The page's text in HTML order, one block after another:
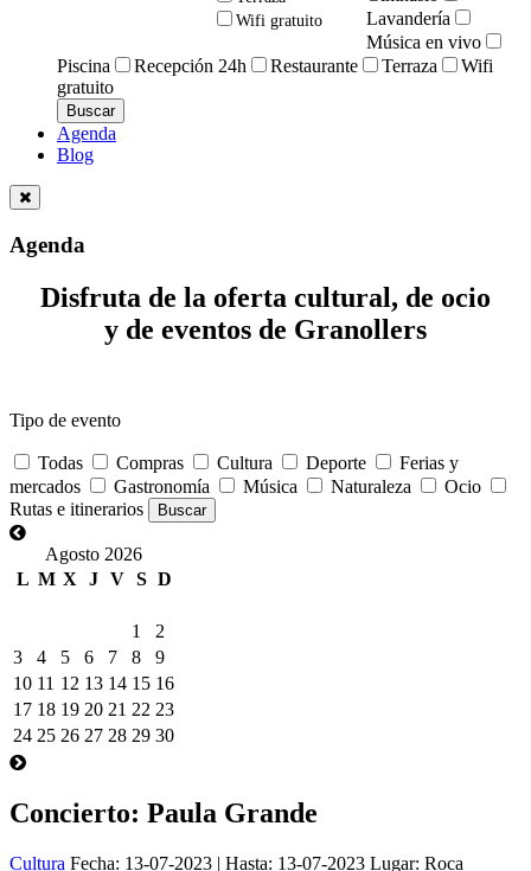
Wifi gratuito
Lavandería
Música en vivo
Piscina
Recepción 24h Restaurante Terraza
Wifi
gratuito
Agenda
Blog
Agenda
Disfruta de la oferta cultural, de ocio
y de eventos de Granollers
Tipo de evento
Todas Compras Cultura Deporte
Ferias y
mercados
Gastronomía Música Naturaleza
Ocio
Rutas e itinerarios
Agosto 2026
L M X J V S D
1
2
3
4 5 6 7 8
9
10 11 12 13 14 15 16
17 18 19 20 21 22 23
24 25 26 27 28 29 30
Concierto: Paula Grande
Cultura Fecha: 13-07-2023 | Hasta: 13-07-2023 Lugar: Roca